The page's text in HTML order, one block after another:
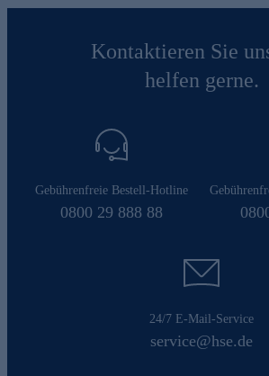
Kontaktieren Sie
helfen gerne.
Gebührenfreie Bestell-Hotline
0800 29 888 88
24/7 E-Mail-Service
service@hse.de